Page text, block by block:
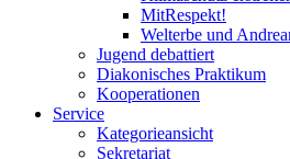
MitRespekt!
Welterbe und
Jugend debattiert
Diakonisches Praktikum
Kooperationen
Service
Kategorieansicht
Sekretariat